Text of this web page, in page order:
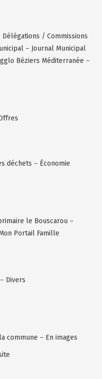
Délégations / Commissions
– Journal Municipal
Béziers Méditerranée –
déchets – Économie
le Bouscarou –
Portail Famille
– Divers
commune – En images